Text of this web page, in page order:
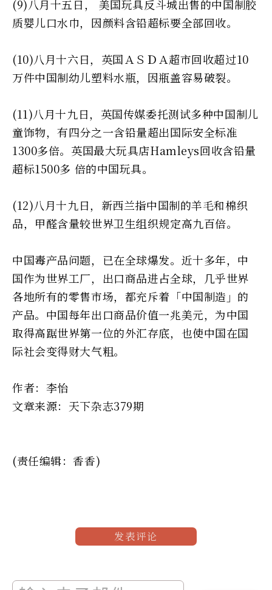
(9)八月十五日， 美国玩具反斗城出售的中国制胶
质婴儿口水巾，因颜料含铅超标要全部回收。
(10)八月十六日，英国ＡＳＤＡ超市回收超过10
万件中国制幼儿塑料水瓶，因瓶盖容易破裂。
(11)八月十九日，英国传媒委托测试多种中国制儿
童饰物，有四分之一含铅量超出国际安全标准
1300多倍。英国最大玩具店Hamleys回收含铅量
超标1500多 倍的中国玩具。
(12)八月十九日，新西兰指中国制的羊毛和棉织
品，甲醛含量较世界卫生组织规定高九百倍。
中国毒产品问题，已在全球爆发。近十多年，中
国作为世界工厂，出口商品进占全球，几乎世界
各地所有的零售市场，都充斥着「中国制造」的
产品。中国每年出口商品价值一兆美元，为中国
取得高踞世界第一位的外汇存底，也使中国在国
际社会变得财大气粗。
作者：李怡
文章来源：天下杂志379期
(责任编辑：香香)
发表评论